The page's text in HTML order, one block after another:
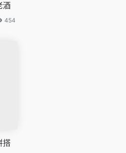
酒
454
搭